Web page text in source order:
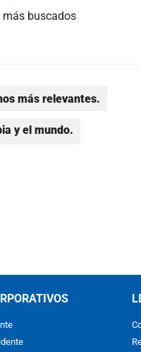
más buscados
más relevantes.
y el mundo.